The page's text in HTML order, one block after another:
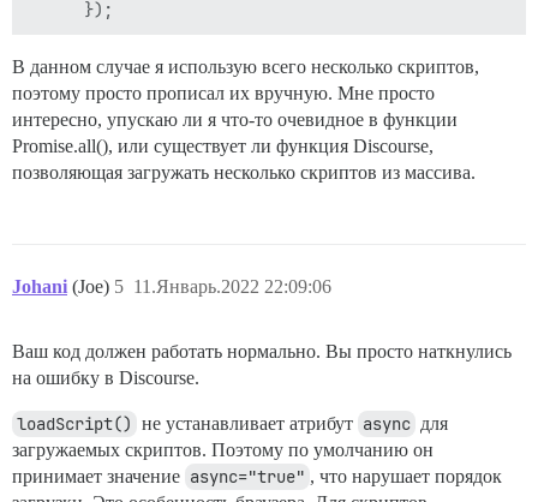
В данном случае я использую всего несколько скриптов,
поэтому просто прописал их вручную. Мне просто
интересно, упускаю ли я что-то очевидное в функции
Promise.all(), или существует ли функция Discourse,
позволяющая загружать несколько скриптов из массива.
Johani (Joe) 11.Январь.2022 22:09:06
5
Ваш код должен работать нормально. Вы просто наткнулись
на ошибку в Discourse.
loadScript() не устанавливает атрибут async для
загружаемых скриптов. Поэтому по умолчанию он
принимает значение async="true" , что нарушает порядок